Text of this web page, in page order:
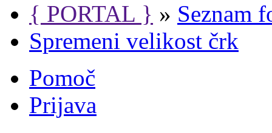
{ PORTAL } » Seznam
Spremeni velikost črk
Pomoč
Prijava